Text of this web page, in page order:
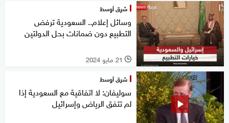
شرق أوسط
وسائل إعلام.. السعودية ترفض
التطبيع دون ضمانات بحل الدولتين
l 21 مايو 2024
شرق أوسط
سوليفان: لا اتفاقية مع السعودية إذا
لم تتفق الرياض وإسرائيل